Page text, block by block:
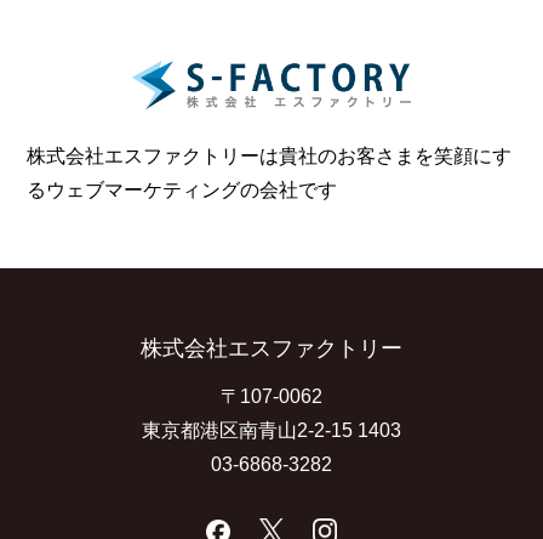
株式会社エスファクトリーは貴社のお客さまを笑顔にす
る ウェブマーケティングの会社です
株式会社エスファクトリー
〒107-0062
東京都港区南青山2-2-15 1403
03-6868-3282